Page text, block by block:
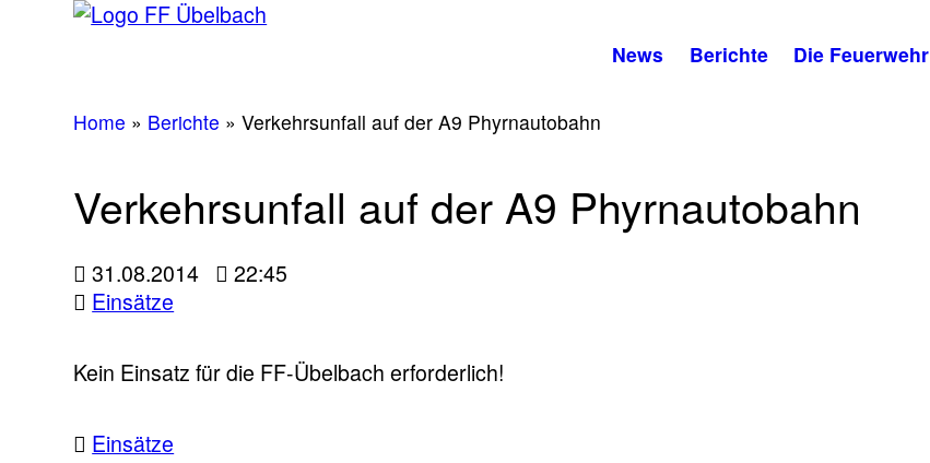
News Berichte Die Feuerwehr
Home » Berichte »Verkehrsunfall auf der A9 Phyrnautobahn
Verkehrsunfall auf der A9 Phyrnautobahn
31.08.2014
22:45
Einsätze
Kein Einsatz für die FF-Übelbach erforderlich!
Einsätze